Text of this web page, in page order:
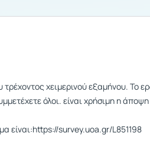
χειμερινού εξαμήνου. Το
όλοι. είναι χρήσιμη η
είναι:https://survey.uoa.gr/L851198